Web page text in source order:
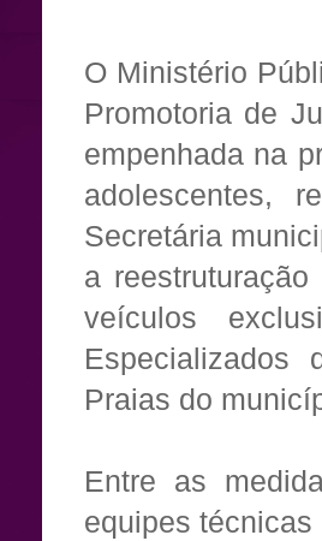
O Ministério
Promotoria de
empenhada na
adolescentes,
Secretária
a
veículos
Especializados
Praias do
Entre as
equipes